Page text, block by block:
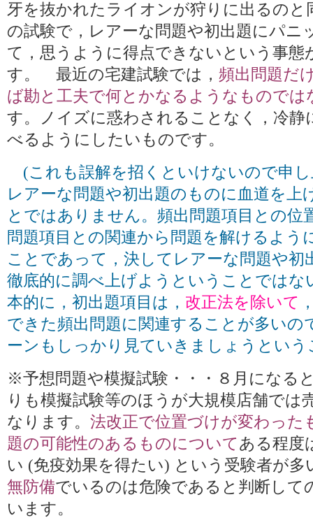
牙を抜かれたライオンが狩りに出るのと
の試験で，レアーな問題や初出題にパニ
て，思うように得点できないという事態
す。 最近の宅建試験では， 頻出問題だ
ば勘と工夫で何とかなるようなものでは
す。ノイズに惑わされることなく，冷静
べるようにしたいものです。
(これも誤解を招くといけないので申
レアーな問題や初出題のものに血道を上
とではありません。頻出問題項目との位
問題項目との関連から問題を解けるよう
ことであって，決してレアーな問題や初
徹底的に調べ上げようということではな
本的に，初出題項目は， 改正法を除いて
できた頻出問題に関連することが多いの
ーンもしっかり見ていきましょうという
※予想問題や模擬試験・・・８月になる
りも模擬試験等のほうが大規模店舗では
なります。 法改正で位置づけが変わった
題の可能性のあるものについてある程度
い (免疫効果を得たい) という受験者が多
無防備でいるのは危険であると判断して
います。